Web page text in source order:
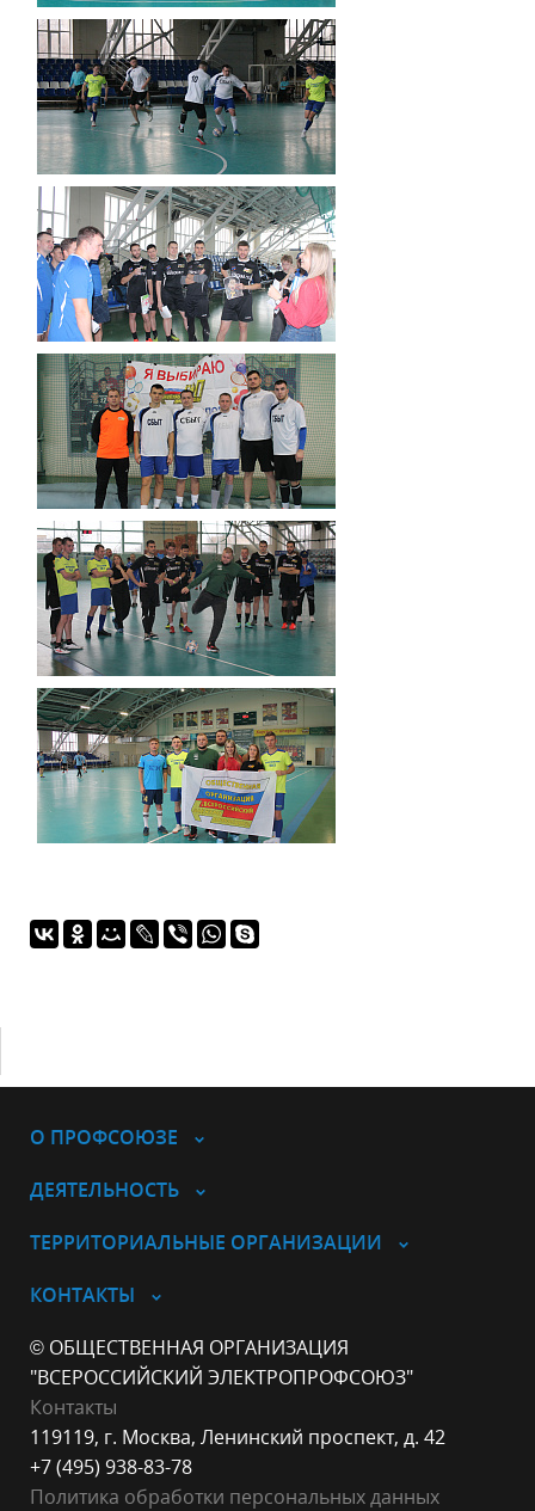
О ПРОФСОЮЗЕ
ДЕЯТЕЛЬНОСТЬ
ТЕРРИТОРИАЛЬНЫЕ ОРГАНИЗАЦИИ
КОНТАКТЫ
© ОБЩЕСТВЕННАЯ ОРГАНИЗАЦИЯ
"ВСЕРОССИЙСКИЙ ЭЛЕКТРОПРОФСОЮЗ"
Контакты
119119, г. Москва, Ленинский проспект, д. 42
+7 (495) 938-83-78
Политика обработки персональных данных